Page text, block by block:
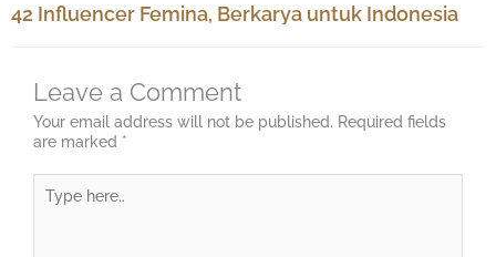
42 Influencer Femina, Berkarya untuk Indonesia
Leave a Comment
Your email address will not be published. Required fields
are marked *
here..